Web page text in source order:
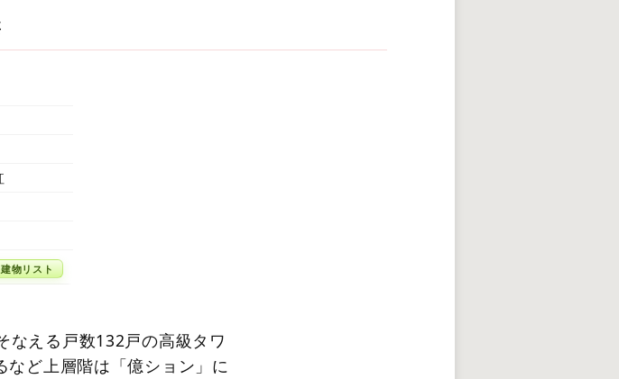
物リスト
なえる戸数132戸の高級タワ
ど上層階は「億ション」に